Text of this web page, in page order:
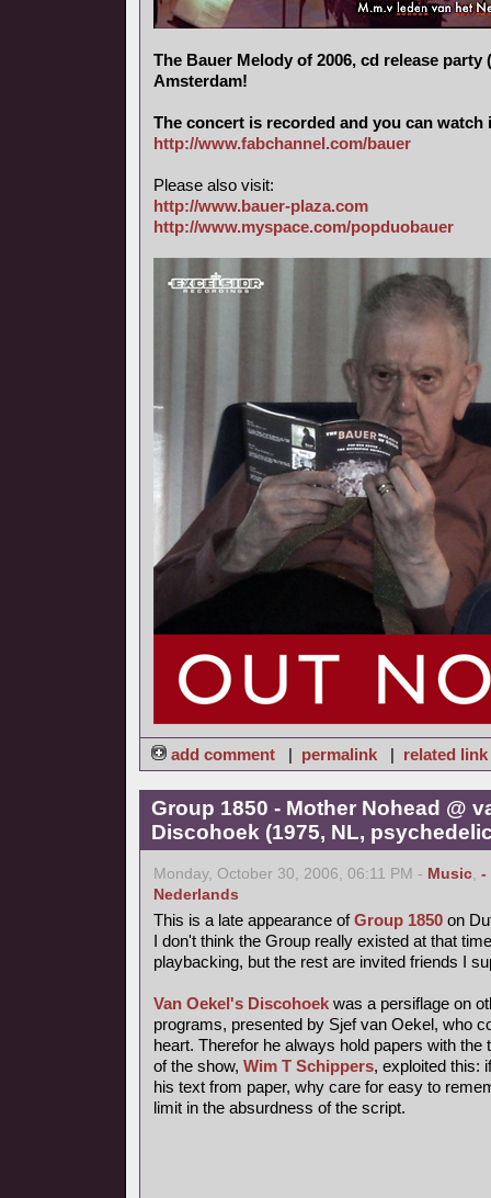
The Bauer Melody of 2006, cd release party
Amsterdam!
The concert is recorded and you can watch
http://www.fabchannel.com/bauer
Please also visit:
http://www.bauer-plaza.com
http://www.myspace.com/popduobauer
add comment | permalink | related link
Group 1850 - Mother Nohead @
Discohoek (1975, NL,
Monday, October 30, 2006, 06:11 PM - Music, -
Nederlands
This is a late appearance ofGroup 1850 on
I don't think the Group really existed at that
playbacking, but the rest are invited friends I
Van Oekel's Discohoek was a persiflage on
programs, presented by Sjef van Oekel, who
heart. Therefor he always hold papers with the
of the show, Wim T Schippers, exploited this:
his text from paper, why care for easy to
limit in the absurdness of the script.